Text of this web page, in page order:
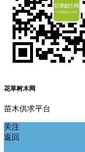
花草树木网
苗木供求平台
关注
返回